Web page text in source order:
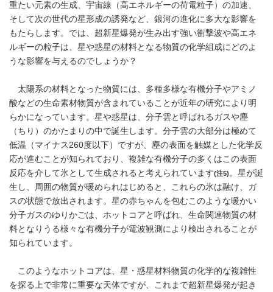
重たい元素の生成、宇宙線（高エネルギーの荷電粒子）の加速、
そして次の世代の星形成の誘発など、銀河の進化に多大な影響を
もたらします。では、超新星爆発が生み出す強い衝撃波や高エネ
ルギーの粒子は、星や惑星の材料となる物質の化学組成にどのよ
うな影響を与えるのでしょうか？
太陽系の材料となった物質には、多種多様な有機分子やアミノ
酸などの生命素材物質が含まれていることが近年の研究により明
らかになっています。星や惑星は、分子雲と呼ばれるガスや塵
（ちり）のかたまりの中で誕生します。分子雲の大部分は極めて
低温（マイナス260度以下）ですが、塵の表面を触媒とした化学反
応が進むことが知られており、複雑な有機分子の多くはこの表面
反応を介して氷として生成されると考えられています(注5)。星が誕
生し、周囲の物質が暖められはじめると、これらの氷は融け、ガ
スの状態で放出されます。星の赤ちゃんを包むこのような暖かい
分子ガスのゆりかごは、ホットコアと呼ばれ、生命関連物質の材
料となりうる様々な有機分子が電波観測により検出されることが
知られています。
このようなホットコアは、星・惑星材料物質の化学的な複雑性
を探る上で非常に重要な天体ですが、これまで超新星爆発が起き